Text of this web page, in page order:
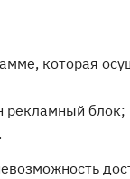
которая
рекламный блок;